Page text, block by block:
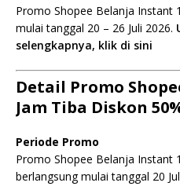
Promo Shopee Belanja Instant
mulai tanggal 20 – 26 Juli 2026.
selengkapnya, klik di sini
Detail Promo
Jam Tiba Diskon
Periode Promo
Promo Shopee Belanja Instant
berlangsung mulai tanggal 20